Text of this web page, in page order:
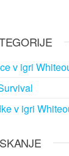
v igri
v igri